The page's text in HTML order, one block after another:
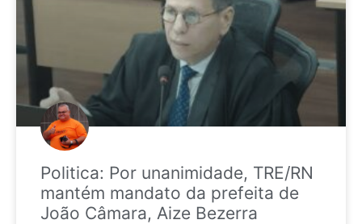
Politica: Por unanimidade, TRE/RN
mantém mandato da prefeita de
João Câmara, Aize Bezerra